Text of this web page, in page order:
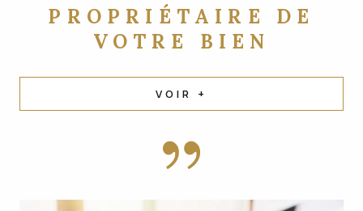
PROPRIÉTAIRE DE
VOTRE BIEN
VOIR +